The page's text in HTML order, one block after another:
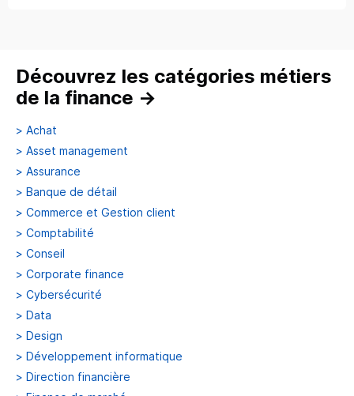
Découvrez les catégories métiers
de la finance →
> Achat
> Asset management
> Assurance
> Banque de détail
> Commerce et Gestion client
> Comptabilité
> Conseil
> Corporate finance
> Cybersécurité
> Data
> Design
> Développement informatique
> Direction financière